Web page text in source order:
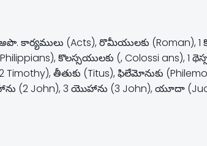
కార్యములు (Acts), రొమీయులకు (Roman), 1
కొలస్సయులకు (, Colossi ans), 1
తీతుకు (Titus), ఫిలేమోనుకు
(2 John), 3 యొహాను (3 John), యూదా